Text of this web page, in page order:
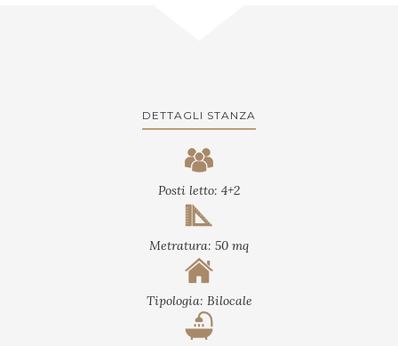
DETTAGLI STANZA
Posti letto: 4+2
Metratura: 50 mq
Tipologia: Bilocale